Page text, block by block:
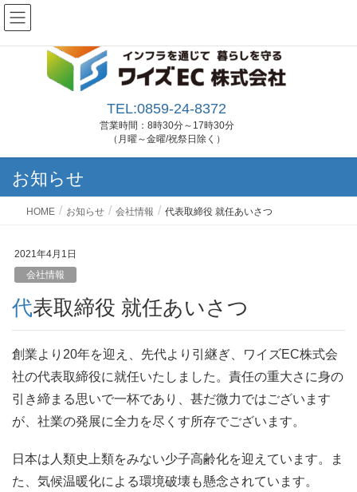
山陰地方（鳥取県・島根県）で「発/変電所工事」「送電線工事」「特高/高圧受変電
設備工事」「情報通信工事」「通信設備工事」を行う会社です
TEL:0859-24-8372
営業時間：8時30分～17時30分
（月曜～金曜/祝祭日除く）
お知らせ
HOME お知らせ 会社情報 代表取締役 就任あいさつ
2021年4月1日
会社情報
代表取締役 就任あいさつ
創業より20年を迎え、先代より引継ぎ、ワイズEC株式会
社の代表取締役に就任いたしました。責任の重大さに身の
引き締まる思いで一杯であり、甚だ微力ではございます
が、社業の発展に全力を尽くす所存でございます。
日本は人類史上類をみない少子高齢化を迎えています。ま
た、気候温暖化による環境破壊も懸念されています。